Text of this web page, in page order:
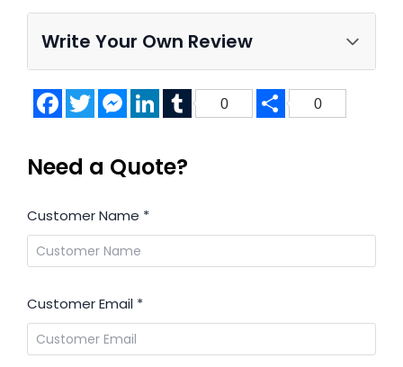
Write Your Own Review
FacebookTwitterMessenger
LinkedInTumblr
0 Share
0
Need a Quote?
Customer Name *
Customer Email *